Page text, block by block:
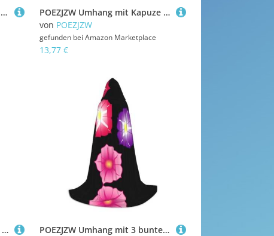
POEZJZW Umhang mit britischer Flagge, für Herren und Damen, Umhang mit Kapuze, für Erwachsene, Renaissance, Halloween, Hexenkostüm, Zauberer-Umhang, Größe M
POEZJZW Umhang mit Kapuze für Erwachsene mit Dahllien-Muster, für Renaissance, Halloween, Hexenkostüm, Zauberer-Umhang, Größe M
von POEZJZW
gefunden bei Amazon Marketplace
13,77 €
POEZJZW Umhang mit Kapuze für Erwachsene mit Herbstlaubmuster, für Renaissance, Halloween, Hexenkostüm, Zauberer-Umhang, Größe L
POEZJZW Umhang mit 3 bunten Blumenmustern für Herren und Damen, Umhang mit Kapuze, Erwachsenen-Umhang mit Kapuze, Renaissance-Halloween-Hexenkostüm, Zauberer-Umhang, Größe S